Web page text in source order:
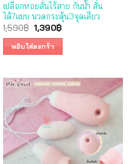
เปลือกหอยสั่นไร้สาย กันน้ำ สั่น
ได้7แบบ นวดกระตุ้น3จุดเสียว
1,590฿ Original
price
was:
1,590฿.
1,390฿Current
หยิบใส่ตะกร้า